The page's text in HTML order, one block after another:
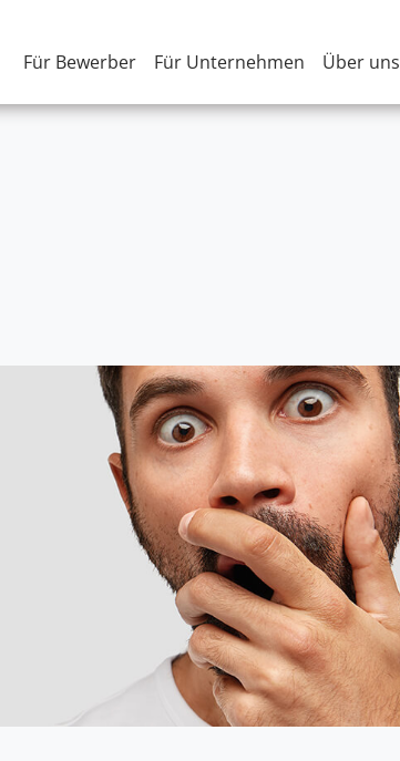
Für Bewerber Für Unternehmen Über uns